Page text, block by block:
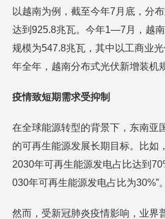
以越南为例，截至今年7月底，分
达到925.8兆瓦。今年1—7月，越
规模为547.8兆瓦，其中以工商业
年全年，越南分布式光伏新增装机
疫情致短期需求受抑制
在全球能源转型的背景下，东南亚
的可再生能源发展长期目标。比如
2030年可再生能源发电占比达到
030年可再生能源发电占比为30%”。
然而，受新冠肺炎疫情影响，业界